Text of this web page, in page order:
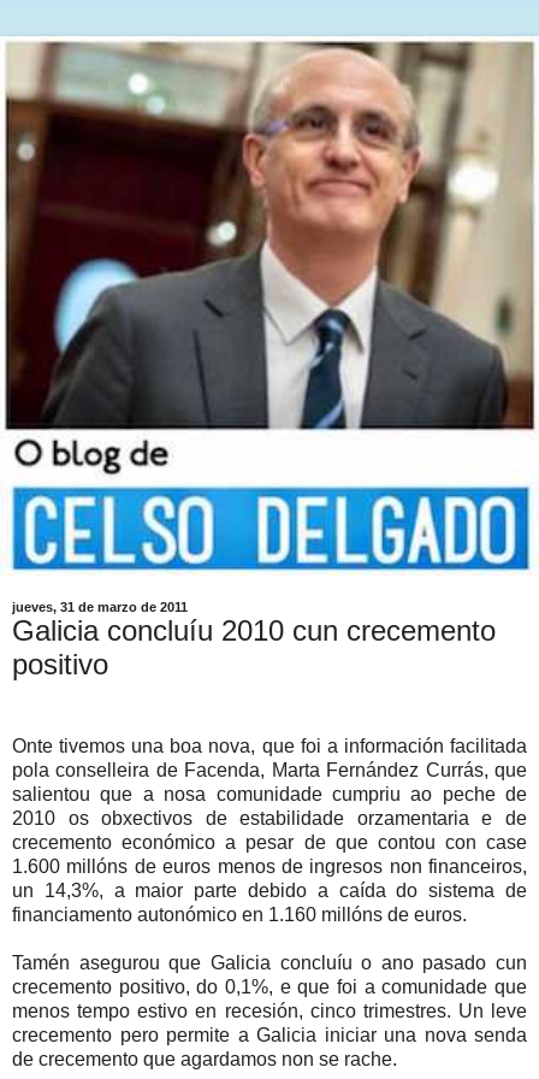
jueves, 31 de marzo de 2011
Galicia concluíu 2010 cun crecemento
positivo
Onte tivemos una boa nova, que foi a información facilitada
pola conselleira de Facenda, Marta Fernández Currás, que
salientou que a nosa comunidade cumpriu ao peche de
2010 os obxectivos de estabilidade orzamentaria e de
crecemento económico a pesar de que contou con case
1.600 millóns de euros menos de ingresos non financeiros,
un 14,3%, a maior parte debido a caída do sistema de
financiamento autonómico en 1.160 millóns de euros.
Tamén asegurou que Galicia concluíu o ano pasado cun
crecemento positivo, do 0,1%, e que foi a comunidade que
menos tempo estivo en recesión, cinco trimestres. Un leve
crecemento pero permite a Galicia iniciar una nova senda
de crecemento que agardamos non se rache.